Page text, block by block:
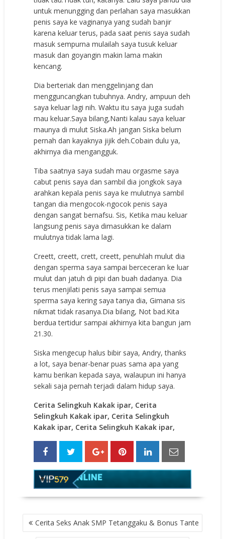
untuk menungging dan perlahan saya masukkan
penis saya ke vaginanya yang sudah banjir
karena keluar terus, pada saat penis saya sudah
masuk sempurna mulailah saya tusuk keluar
masuk dan goyangin makin lama makin
kencang.
Dia berteriak dan menggelinjang dan
mengguncangkan tubuhnya. Andry, ampuun deh
saya keluar lagi nih. Waktu itu saya juga sudah
mau keluar.Saya bilang,Nanti kalau saya keluar
maunya di mulut Siska.Ah jangan Siska belum
pernah dan kayaknya jijik deh.Cobain dulu ya,
akhirnya dia mengangguk.
Tiba saatnya saya sudah mau orgasme saya
cabut penis saya dan sambil dia jongkok saya
arahkan kepala penis saya ke mulutnya sambil
tangan dia mengocok-ngocok penis saya
dengan sangat bernafsu. Sis, Ketika mau keluar
langsung penis saya dimasukkan ke dalam
mulutnya tidak lama lagi.
Creett, creett, crett, creett, penuhlah mulut dia
dengan sperma saya sampai berceceran ke luar
mulut dan jatuh di pipi dan buah dadanya. Dia
terus menjilati penis saya sampai semua
sperma saya kering saya tanya dia, Gimana sis
nikmat tidak rasanya.Dia bilang, Not bad.Kita
berdua tertidur sampai akhirnya kita bangun jam
21.30.
Siska mengecup halus bibir saya, Andry, thanks
a lot, saya benar-benar puas sama apa yang
kamu berikan kepada saya, walaupun ini hanya
sekali saja pernah terjadi dalam hidup saya.
Cerita Selingkuh Kakak ipar, Cerita
Selingkuh Kakak ipar, Cerita Selingkuh
Kakak ipar, Cerita Selingkuh Kakak ipar,
POST
NAVIGATION
Cerita Seks Anak SMP Tetanggaku & Bonus Tante